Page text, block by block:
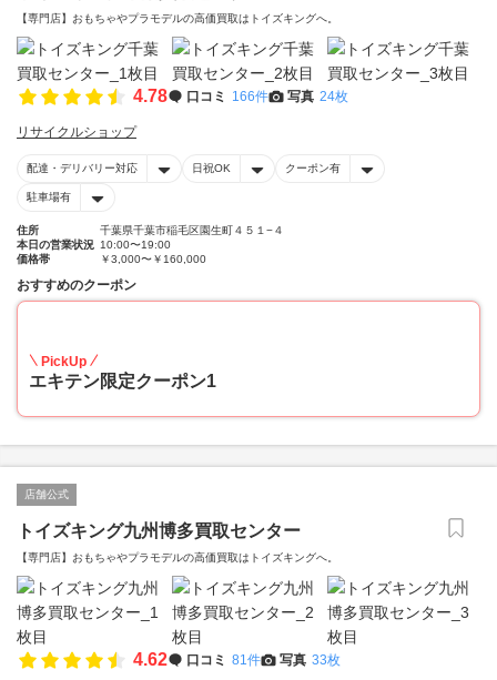
【専門店】おもちゃやプラモデルの高価買取はトイズキングへ。‎
4.78 口コミ 166件 写真 24枚
リサイクルショップ
配達・デリバリー対応 日祝OK クーポン有
駐車場有
住所
千葉県千葉市稲毛区園生町４５１−４
本日の営業状況 10:00〜19:00
価格帯
￥3,000〜￥160,000
おすすめのクーポン
PickUp
エキテン限定クーポン1
店舗公式
トイズキング九州博多買取センター
【専門店】おもちゃやプラモデルの高価買取はトイズキングへ。‎
4.62 口コミ 81件 写真 33枚